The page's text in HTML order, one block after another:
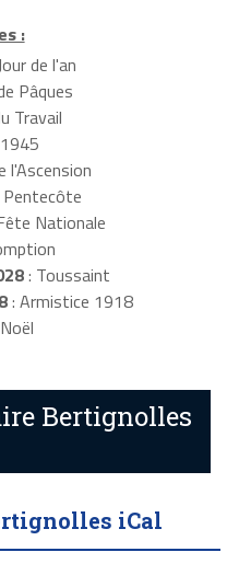
:
de l'an
Pâques
Travail
l'Ascension
Pentecôte
Nationale
: Toussaint
: Armistice 1918
Bertignolles
iCal